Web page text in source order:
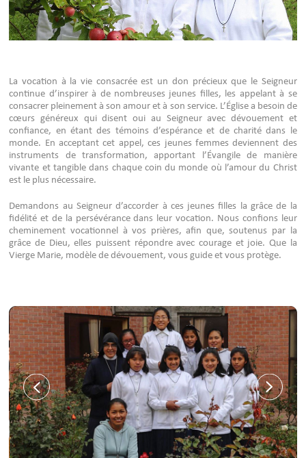
La vocation à la vie consacrée est un don précieux que le Seigneur
continue d’inspirer à de nombreuses jeunes filles, les appelant à se
consacrer pleinement à son amour et à son service. L’Église a besoin de
cœurs généreux qui disent oui au Seigneur avec dévouement et
confiance, en étant des témoins d’espérance et de charité dans le
monde. En acceptant cet appel, ces jeunes femmes deviennent des
instruments de transformation, apportant l’Évangile de manière
vivante et tangible dans chaque coin du monde où l’amour du Christ
est le plus nécessaire.
Demandons au Seigneur d’accorder à ces jeunes filles la grâce de la
fidélité et de la persévérance dans leur vocation. Nous confions leur
cheminement vocationnel à vos prières, afin que, soutenus par la
grâce de Dieu, elles puissent répondre avec courage et joie. Que la
Vierge Marie, modèle de dévouement, vous guide et vous protège.